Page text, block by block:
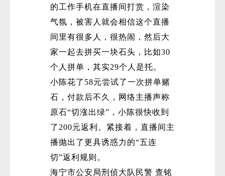
的工作手机在直播间打赏，渲染
气氛，被害人就会相信这个直播
间里有很多人，很热闹，然后大
家一起去拼买一块石头，比如30
个人拼单，其实29个人是托。
小陈花了58元尝试了一次拼单赌
石，付款后不久，网络主播声称
原石“切涨出绿”，小陈很快收到
了200元返利。紧接着，直播间主
播抛出了更具诱惑力的“五连
切”返利规则。
海宁市公安局刑侦大队民警 查铭